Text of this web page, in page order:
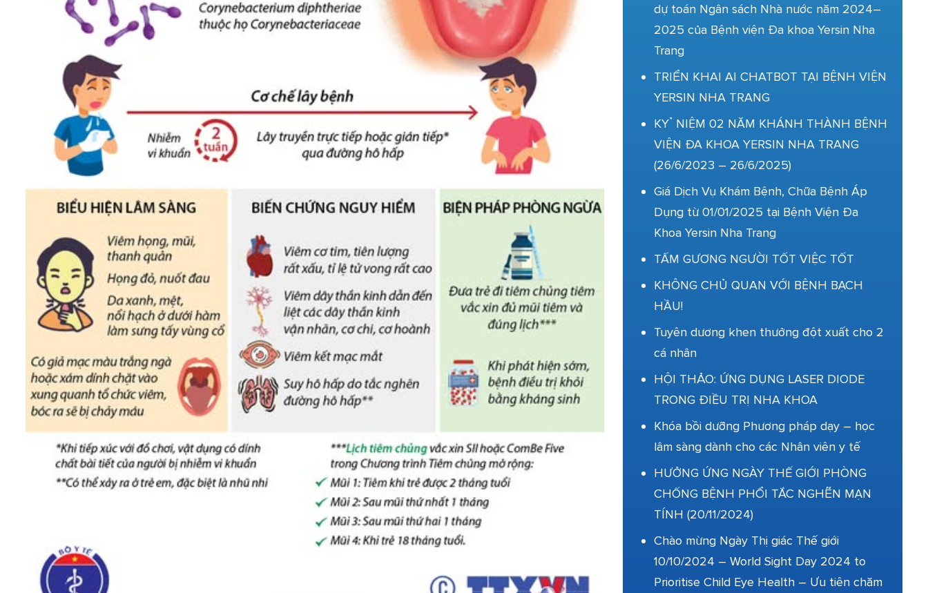
dự toán Ngân sách Nhà nước năm 2024–
2025 của Bệnh viện Đa khoa Yersin Nha
Trang
TRIỂN KHAI AI CHATBOT TẠI BỆNH VIỆN
YERSIN NHA TRANG
KỶ NIỆM 02 NĂM KHÁNH THÀNH BỆNH
VIỆN ĐA KHOA YERSIN NHA TRANG
(26/6/2023 – 26/6/2025)
Giá Dịch Vụ Khám Bệnh, Chữa Bệnh Áp
Dụng từ 01/01/2025 tại Bệnh Viện Đa
Khoa Yersin Nha Trang
TẤM GƯƠNG NGƯỜI TỐT VIỆC TỐT
KHÔNG CHỦ QUAN VỚI BỆNH BẠCH
HẦU!
Tuyên dương khen thưởng đột xuất cho 2
cá nhân
HỘI THẢO: ỨNG DỤNG LASER DIODE
TRONG ĐIỀU TRỊ NHA KHOA
Khóa bồi dưỡng Phương pháp dạy – học
lâm sàng dành cho các Nhân viên y tế
HƯỞNG ỨNG NGÀY THẾ GIỚI PHÒNG
CHỐNG BỆNH PHỔI TẮC NGHẼN MẠN
TÍNH (20/11/2024)
Chào mừng Ngày Thị giác Thế giới
10/10/2024 – World Sight Day 2024 to
Prioritise Child Eye Health – Ưu tiên chăm